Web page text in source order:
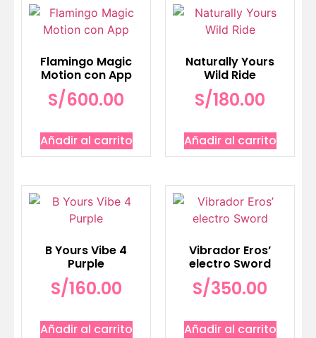
Flamingo Magic
Motion con App
S/600.00
Añadir al carrito
Naturally Yours
Wild Ride
S/180.00
Añadir al carrito
B Yours Vibe 4
Purple
S/160.00
Añadir al carrito
Vibrador Eros’
electro Sword
S/350.00
Añadir al carrito